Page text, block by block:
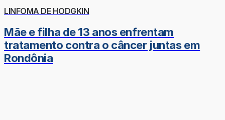
LINFOMA DE HODGKIN
Mãe e filha de 13 anos enfrentam
tratamento contra o câncer juntas em
Rondônia